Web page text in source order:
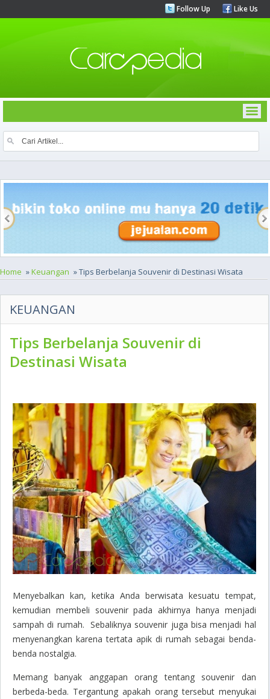
Follow Up Like Us
Home »Keuangan » Tips Berbelanja Souvenir di Destinasi Wisata
KEUANGAN
Tips Berbelanja Souvenir di
Destinasi Wisata
Menyebalkan kan, ketika Anda berwisata kesuatu tempat,
kemudian membeli souvenir pada akhirnya hanya menjadi
sampah di rumah. Sebaliknya souvenir juga bisa menjadi hal
menyenangkan karena tertata apik di rumah sebagai benda-
benda nostalgia.
Memang banyak anggapan orang tentang souvenir dan
berbeda-beda. Tergantung apakah orang tersebut menyukai